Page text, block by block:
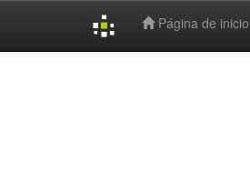
Página de inicio